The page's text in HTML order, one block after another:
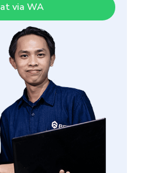
via WA